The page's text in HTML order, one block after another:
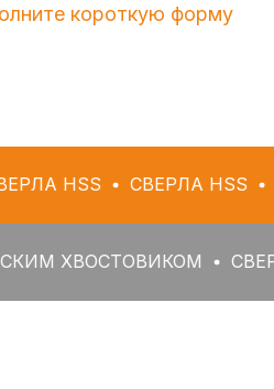
короткую форму
СВЕРЛА HSS СВЕРЛА
СВЕРЛА